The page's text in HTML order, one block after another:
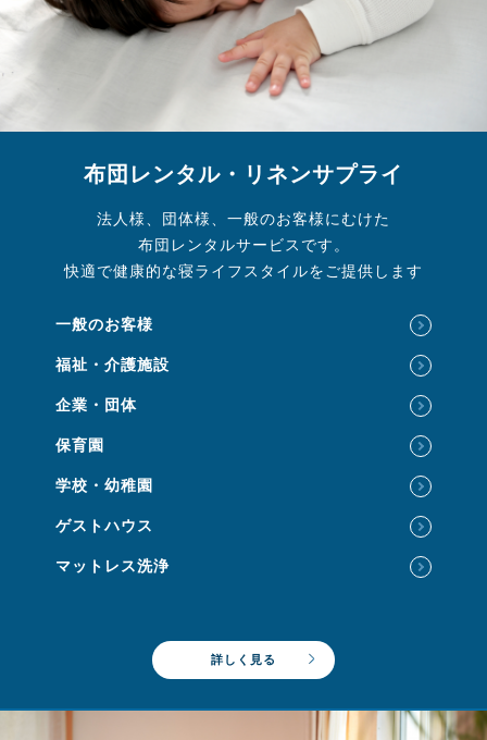
布団レンタル・リネンサプライ
法人様、団体様、一般のお客様にむけた
布団レンタルサービスです。
快適で健康的な寝ライフスタイルをご提供します
一般のお客様
福祉・介護施設
企業・団体
保育園
学校・幼稚園
ゲストハウス
マットレス洗浄
詳しく見る